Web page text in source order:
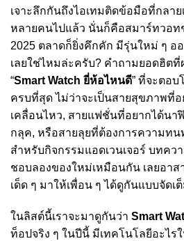
เจาะลึกกันถึงไอเทมติดข้อมือที่กลา
หลายคนไปแล้ว นั่นก็คือสมาร์ทวอท
2025 ตลาดก็ยิ่งคึกคัก มีรุ่นใหม่ ๆ อ
เลยใช่ไหมล่ะครับ? คำถามยอดฮิต
“Smart Watch ยี่ห้อไหนดี” ที่จะตอบ
ครบที่สุด ไม่ว่าจะเป็นสายสุขภาพที่
เคลื่อนไหว, สายแฟชั่นที่อยากได้นา
กลุค, หรือสายลุยที่ต้องการความทน
สำหรับกิจกรรมแอดเวนเจอร์ บทคว
ชอบลองของใหม่เหมือนกัน เลยอา
เด็ด ๆ มาให้เพื่อน ๆ ได้ดูกันแบบจัดเ
ในลิสต์นี้เราจะมาดูกันว่า Smart
ท็อปจริง ๆ ในปีนี้ มีเทคโนโลยีอะไร